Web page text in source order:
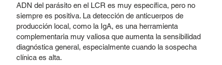
ADN del parásito en el LCR es muy específica, pero no
siempre es positiva. La detección de anticuerpos de
producción local, como la IgA, es una herramienta
complementaria muy valiosa que aumenta la sensibilidad
diagnóstica general, especialmente cuando la sospecha
clínica es alta.